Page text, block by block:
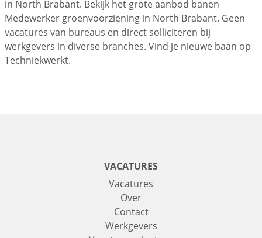
in North Brabant. Bekijk het grote aanbod banen
Medewerker groenvoorziening in North Brabant. Geen
vacatures van bureaus en direct solliciteren bij
werkgevers in diverse branches. Vind je nieuwe baan op
Techniekwerkt.
VACATURES
Vacatures
Over
Contact
Werkgevers